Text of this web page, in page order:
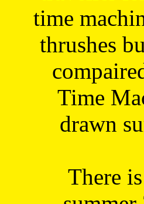
time
thrushes
Time
drawn
There